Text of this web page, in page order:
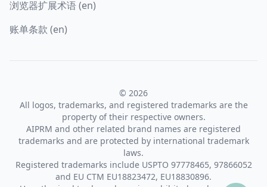
浏览器扩展术语 (en)
账单条款 (en)
© 2026
All logos, trademarks, and registered trademarks are the
property of their respective owners.
AIPRM and other related brand names are registered
trademarks and are protected by international trademark
laws.
Registered trademarks include USPTO 97778465, 97866052
and EU CTM EU18823472, EU18830896.